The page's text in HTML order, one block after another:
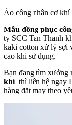
Áo công nhân cơ
Mẫu đồng phục
ty SCC Tan Thanh
kaki cotton xử lý sợi
cao khi sử dụng.
Bạn đang tìm xưởng
khí thì liên hệ ngay
hàng đặt may theo